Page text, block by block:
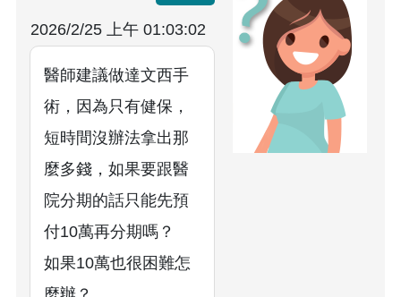
2026/2/25 上午 01:03:02
醫師建議做達文西手
術，因為只有健保，
短時間沒辦法拿出那
麼多錢，如果要跟醫
院分期的話只能先預
付10萬再分期嗎？
如果10萬也很困難怎